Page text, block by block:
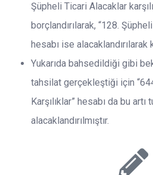
Şüpheli Ticari Alacaklar
borçlandırılarak, “128.
hesabı ise alacaklandırılarak
Yukarıda bahsedildiği gibi
tahsilat gerçekleştiği için
Karşılıklar” hesabı da bu artı
alacaklandırılmıştır.